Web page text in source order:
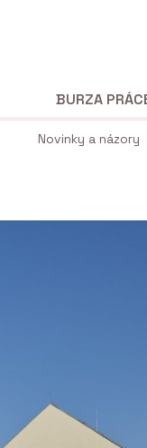
Novinky a názory
BURZA